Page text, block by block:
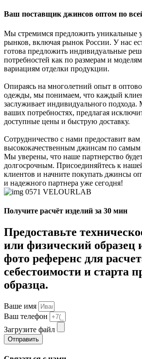
Ваш поставщик джинсов оптом по
Мы стремимся предложить уникальные
рынков, включая рынок России. У нас
готова предложить индивидуальные
потребностей как по размерам и
вариациям отделки продукции.
Опираясь на многолетний опыт в
одежды, мы понимаем, что каждый
заслуживает индивидуального
ваших потребностях, предлагая
доступные цены и быструю доставку.
Сотрудничество с нами предоставит вам
высококачественным джинсам по
Мы уверены, что наше партнерство
долгосрочным. Присоединяйтесь к
клиентов и начните покупать джинсы
и надежного партнера уже сегодня!
Получите расчёт изделий за 30 мин
Предоставьте
или физический образец
фото референс для
себестоимости и старта
образца.
Ваше имя
Ваш телефон
Загрузите файл
Отправить